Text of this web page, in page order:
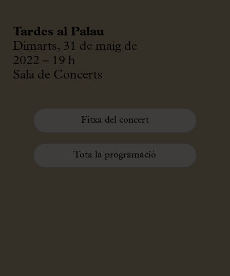
Tardes al Palau
Dimarts, 31 de maig de
2022 – 19 h
Sala de Concerts
Fitxa del concert
Tota la programació